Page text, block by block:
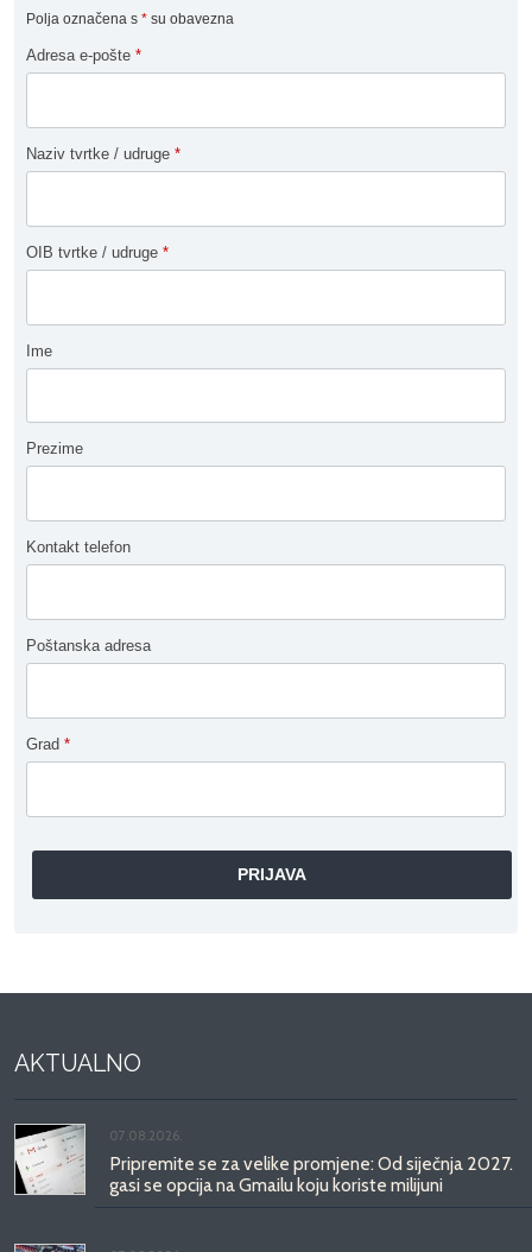
Polja označena s * su obavezna
Adresa e-pošte *
Naziv tvrtke / udruge *
OIB tvrtke / udruge *
Ime
Prezime
Kontakt telefon
Poštanska adresa
Grad *
AKTUALNO
07.08.2026.
Pripremite se za velike promjene: Od siječnja 2027.
gasi se opcija na Gmailu koju koriste milijuni